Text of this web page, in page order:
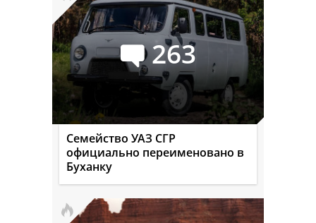
263
Семейство УАЗ СГР
официально переименовано в
Буханку